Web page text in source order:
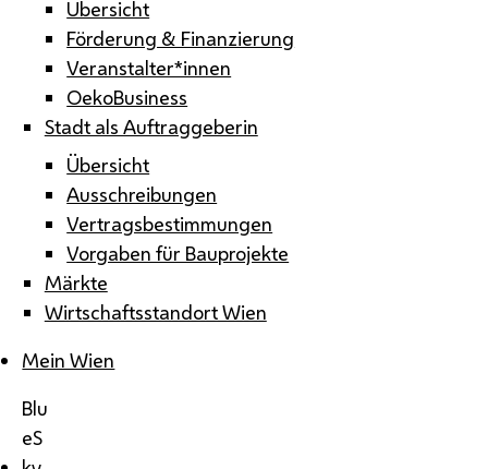
Übersicht
Förderung & Finanzierung
Veranstalter*innen
OekoBusiness
Stadt als Auftraggeberin
Übersicht
Ausschreibungen
Vertragsbestimmungen
Vorgaben für Bauprojekte
Märkte
Wirtschaftsstandort Wien
Mein Wien
Blu
eS